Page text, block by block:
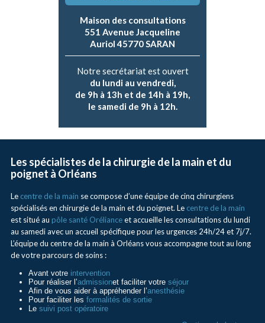
Maison des consultations
551 Avenue Jacqueline
Auriol 45770 SARAN
Notre secrétariat est ouvert
du lundi au vendredi,
de 9h à 13h et de 14h à 19h,
le samedi de 9h à 12h.
Les spécialistes de la chirurgie de la main et du
poignet à Orléans
Le centre de la main se compose d’une équipe de cinq chirurgiens
spécialisés en chirurgie de la main et du poignet. Le centre de la main
est situé au pôle santé Orélianceet accueille les consultations du lundi
au samedi avec un accueil spécifique pour les urgences 24h/24 et 7j/7.
L’équipe du centre de la main à Orléans vous accompagne tout au long
de votre parcours de soins :
Avant votre intervention
Pour réaliser l’admissionet faciliter votre séjour
Afin de vous aider à appréhender l’anesthésie
Pour faciliter les formalités de sortie
Le suivi post opératoire